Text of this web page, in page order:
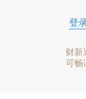
登
财新
可畅